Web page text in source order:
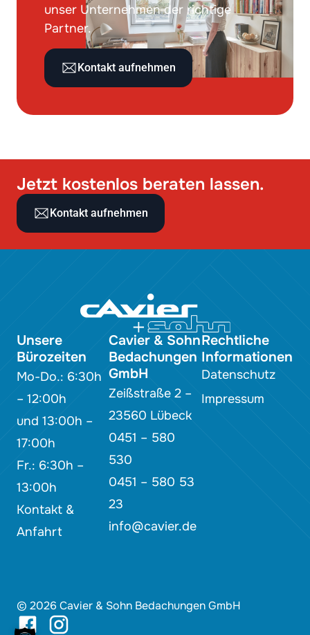
unser Unternehmen der richtige
Partner.
Kontakt aufnehmen
Jetzt kostenlos beraten lassen.
Kontakt aufnehmen
Unsere
Bürozeiten
Mo-Do.: 6:30h
– 12:00h
und 13:00h –
17:00h
Fr.: 6:30h –
13:00h
Kontakt &
Anfahrt
Cavier & Sohn
Bedachungen
GmbH
Zeißstraße 2 –
23560 Lübeck
0451 – 580
530
0451 – 580 53
23
info@cavier.de
Rechtliche
Informationen
Datenschutz
Impressum
© 2026 Cavier & Sohn Bedachungen GmbH